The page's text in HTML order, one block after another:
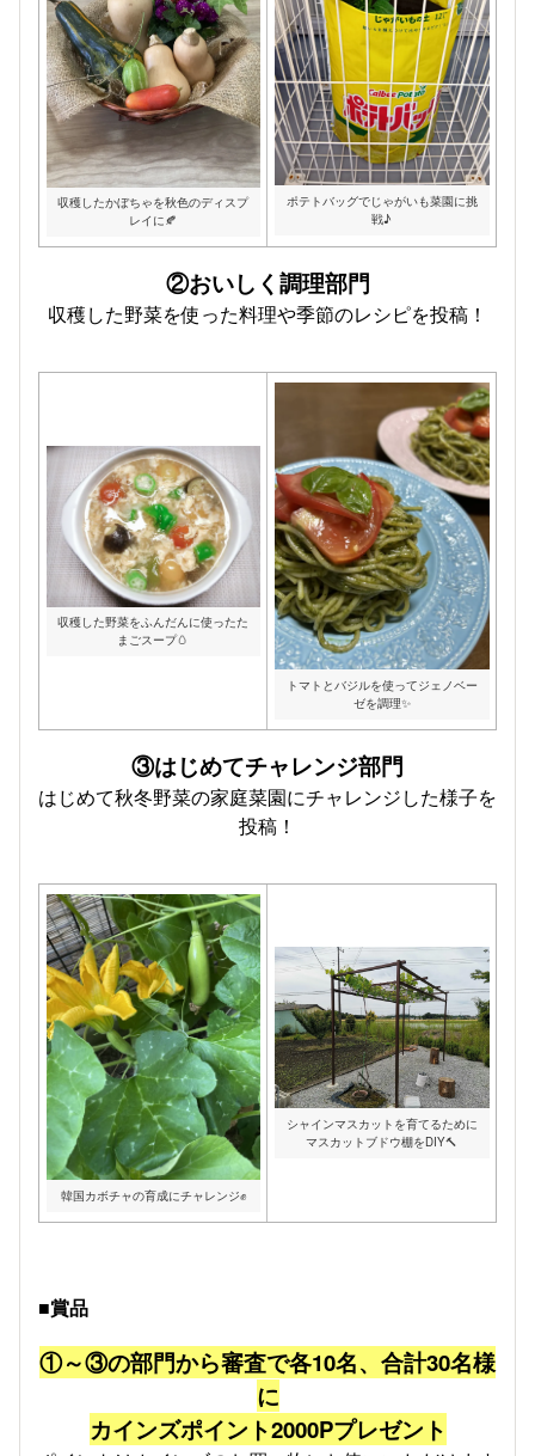
収穫したかぼちゃを秋色のディスプ
レイに🍂
ポテトバッグでじゃがいも菜園に挑
戦♪
②おいしく調理部門
収穫した野菜を使った料理や季節のレシピを投稿！
収穫した野菜をふんだんに使ったた
まごスープ🥚
トマトとバジルを使ってジェノベー
ゼを調理✨
③はじめてチャレンジ部門
はじめて秋冬野菜の家庭菜園にチャレンジした様子を
投稿！
韓国カボチャの育成にチャレンジ✊
シャインマスカットを育てるために
マスカットブドウ棚をDIY🔨
■賞品
①～③の部門から審査で各10名、合計30名様
に
カインズポイント2000Pプレゼント